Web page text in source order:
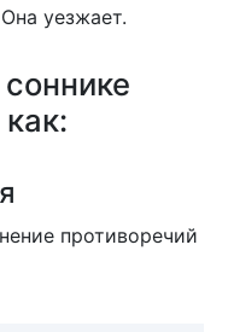
уезжает.
противоречий